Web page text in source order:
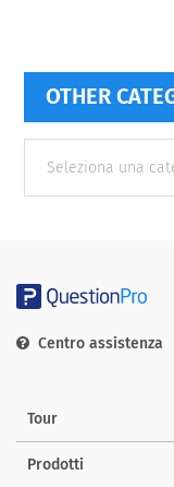
OTHER
categories
Centro assistenza
Tour
Prodotti